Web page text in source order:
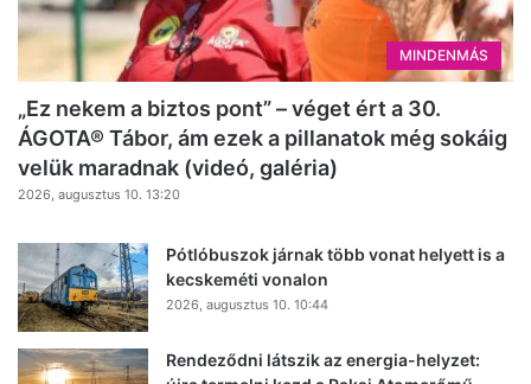
MINDENMÁS
„Ez nekem a biztos pont” – véget ért a 30.
ÁGOTA® Tábor, ám ezek a pillanatok még sokáig
velük maradnak (videó, galéria)
2026, augusztus 10. 13:20
Pótlóbuszok járnak több vonat helyett is a
kecskeméti vonalon
2026, augusztus 10. 10:44
Rendeződni látszik az energia-helyzet: